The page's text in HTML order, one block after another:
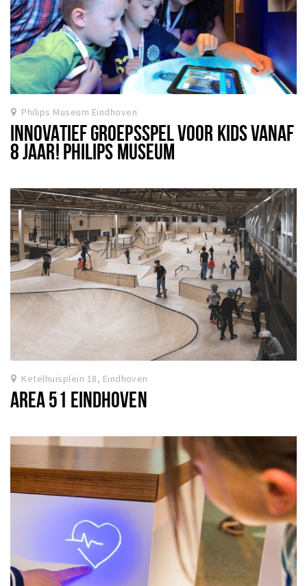
Philips Museum Eindhoven
INNOVATIEF GROEPSSPEL VOOR KIDS VANAF
8 JAAR! PHILIPS MUSEUM
Ketelhuisplein 18, Eindhoven
AREA 51 EINDHOVEN